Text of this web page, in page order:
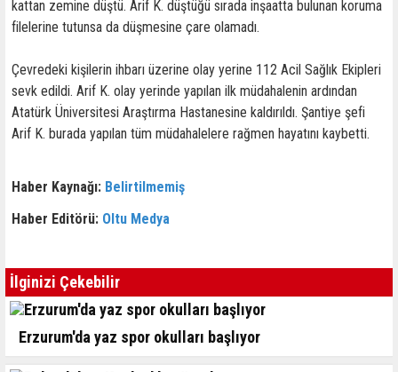
kattan zemine düştü. Arif K. düştüğü sırada inşaatta bulunan koruma
filelerine tutunsa da düşmesine çare olamadı.
Çevredeki kişilerin ihbarı üzerine olay yerine 112 Acil Sağlık Ekipleri
sevk edildi. Arif K. olay yerinde yapılan ilk müdahalenin ardından
Atatürk Üniversitesi Araştırma Hastanesine kaldırıldı. Şantiye şefi
Arif K. burada yapılan tüm müdahalelere rağmen hayatını kaybetti.
Haber Kaynağı: Belirtilmemiş
Haber Editörü: Oltu Medya
İlginizi Çekebilir
Erzurum'da yaz spor okulları başlıyor